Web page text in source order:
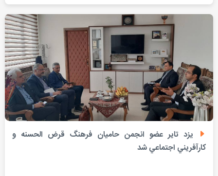
يزد تاير عضو انجمن حاميان فرهنگ قرض الحسنه و
كارآفريني اجتماعي شد